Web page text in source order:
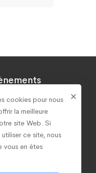
cookies pour nous
la meilleure
site Web. Si
ce site, nous
vous en êtes